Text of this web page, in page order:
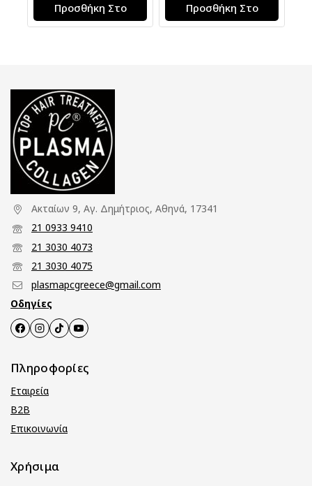
Προσθήκη Στο
Καλάθι
Προσθήκη Στο
Καλάθι
Ακταίων 9, Αγ. Δημήτριος, Αθηνά, 17341
21 0933 9410
21 3030 4073
21 3030 4075
plasmapcgreece@gmail.com
Οδηγίες
Πληροφορίες
Εταιρεία
B2B
Επικοινωνία
Χρήσιμα